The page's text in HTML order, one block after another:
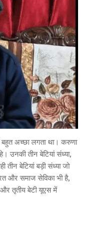
बहुत अच्छा लगता था। करुणा
उनकी तीन बेटियां संध्या,
तीन बेटियां बड़ी संध्या जो
और समाज सेविका भी है,
तृतीय बेटी यूएस में